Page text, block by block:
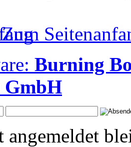
Zum
Burning
angemeldet